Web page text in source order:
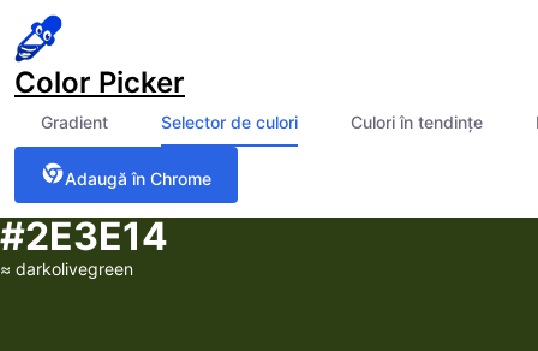
Color Picker
Gradient Selector de culori Culori în tendințe
Adaugă în Chrome
#2E3E14
≈ darkolivegreen